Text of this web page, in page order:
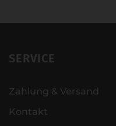
SERVICE
Zahlung & Versand
Kontakt